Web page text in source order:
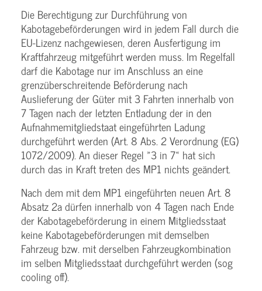
Die Berechtigung zur Durchführung von
Kabotagebeförderungen wird in jedem Fall durch die
EU-Lizenz nachgewiesen, deren Ausfertigung im
Kraftfahrzeug mitgeführt werden muss. Im Regelfall
darf die Kabotage nur im Anschluss an eine
grenzüberschreitende Beförderung nach
Auslieferung der Güter mit 3 Fahrten innerhalb von
7 Tagen nach der letzten Entladung der in den
Aufnahmemitgliedstaat eingeführten Ladung
durchgeführt werden (Art. 8 Abs. 2 Verordnung (EG)
1072/2009). An dieser Regel »3 in 7« hat sich
durch das in Kraft treten des MP1 nichts geändert.
Nach dem mit dem MP1 eingeführten neuen Art. 8
Absatz 2a dürfen innerhalb von 4 Tagen nach Ende
der Kabotagebeförderung in einem Mitgliedsstaat
keine Kabotagebeförderungen mit demselben
Fahrzeug bzw. mit derselben Fahrzeugkombination
im selben Mitgliedsstaat durchgeführt werden (sog
cooling off).